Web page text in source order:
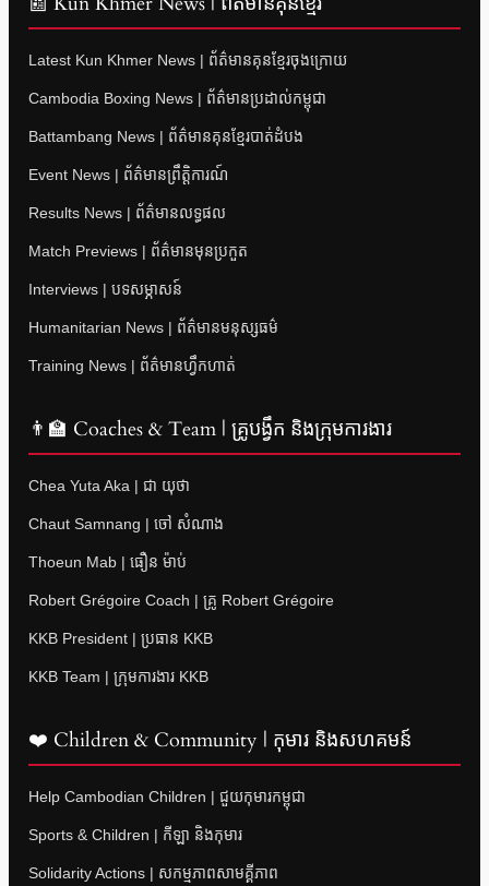
Latest Kun Khmer News | ព័ត៌មានគុនខ្មែរចុងក្រោយ
Cambodia Boxing News | ព័ត៌មានប្រដាល់កម្ពុជា
Battambang News | ព័ត៌មានគុនខ្មែរបាត់ដំបង
Event News | ព័ត៌មានព្រឹត្តិការណ៍
Results News | ព័ត៌មានលទ្ធផល
Match Previews | ព័ត៌មានមុនប្រកួត
Interviews | បទសម្ភាសន៍
Humanitarian News | ព័ត៌មានមនុស្សធម៌
Training News | ព័ត៌មានហ្វឹកហាត់
👨‍🏫 Coaches & Team | គ្រូបង្វឹក និងក្រុមការងារ
Chea Yuta Aka | ជា យុថា
Chaut Samnang | ចៅ សំណាង
Thoeun Mab | ធឿន ម៉ាប់
Robert Grégoire Coach | គ្រូ Robert Grégoire
KKB President | ប្រធាន KKB
KKB Team | ក្រុមការងារ KKB
❤️ Children & Community | កុមារ និងសហគមន៍
Help Cambodian Children | ជួយកុមារកម្ពុជា
Sports & Children | កីឡា និងកុមារ
Solidarity Actions | សកម្មភាពសាមគ្គីភាព